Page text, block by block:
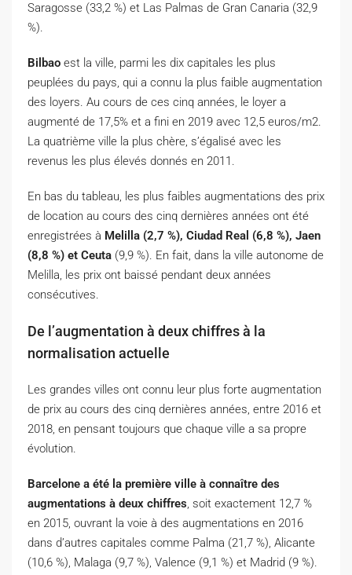
Saragosse (33,2 %) et Las Palmas de Gran Canaria (32,9
%).
Bilbao est la ville, parmi les dix capitales les plus
peuplées du pays, qui a connu la plus faible augmentation
des loyers. Au cours de ces cinq années, le loyer a
augmenté de 17,5% et a fini en 2019 avec 12,5 euros/m2.
La quatrième ville la plus chère, s’égalisé avec les
revenus les plus élevés donnés en 2011.
En bas du tableau, les plus faibles augmentations des prix
de location au cours des cinq dernières années ont été
enregistrées à Melilla (2,7 %), Ciudad Real (6,8 %), Jaen
(8,8 %) et Ceuta (9,9 %). En fait, dans la ville autonome de
Melilla, les prix ont baissé pendant deux années
consécutives.
De l’augmentation à deux chiffres à la
normalisation actuelle
Les grandes villes ont connu leur plus forte augmentation
de prix au cours des cinq dernières années, entre 2016 et
2018, en pensant toujours que chaque ville a sa propre
évolution.
Barcelone a été la première ville à connaître des
augmentations à deux chiffres, soit exactement 12,7 %
en 2015, ouvrant la voie à des augmentations en 2016
dans d’autres capitales comme Palma (21,7 %), Alicante
(10,6 %), Malaga (9,7 %), Valence (9,1 %) et Madrid (9 %).